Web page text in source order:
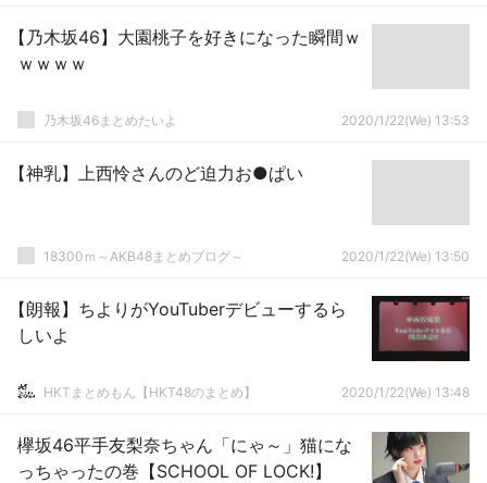
【乃木坂46】大園桃子を好きになった瞬間ｗ
ｗｗｗｗ
乃木坂46まとめたいよ 2020/1/22(We) 13:53
【神乳】上西怜さんのど迫力お●ぱい
18300ｍ～AKB48まとめブログ～ 2020/1/22(We) 13:50
【朗報】ちよりがYouTuberデビューするら
しいよ
HKTまとめもん【HKT48のまとめ】 2020/1/22(We) 13:48
欅坂46平手友梨奈ちゃん「にゃ～」猫にな
っちゃったの巻【SCHOOL OF LOCK!】